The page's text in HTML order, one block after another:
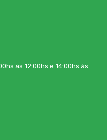
às 12:00hs e 14:00hs às